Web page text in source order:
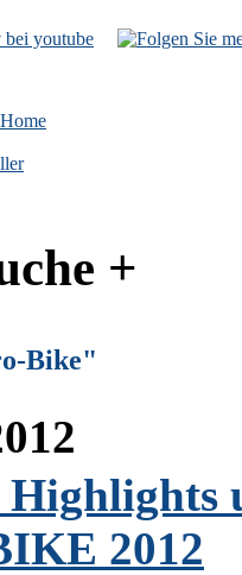
Home
+
Bike"
2012